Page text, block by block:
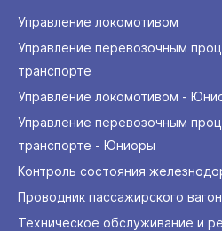
Управление локомотивом
Управление перевозочным
транспорте
Управление локомотивом -
Управление перевозочным
транспорте - Юниоры
Контроль состояния
Проводник пассажирского
Техническое обслуживание и